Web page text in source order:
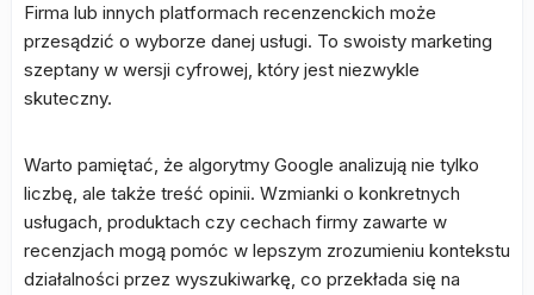
Firma lub innych platformach recenzenckich może
przesądzić o wyborze danej usługi. To swoisty marketing
szeptany w wersji cyfrowej, który jest niezwykle
skuteczny.
Warto pamiętać, że algorytmy Google analizują nie tylko
liczbę, ale także treść opinii. Wzmianki o konkretnych
usługach, produktach czy cechach firmy zawarte w
recenzjach mogą pomóc w lepszym zrozumieniu kontekstu
działalności przez wyszukiwarkę, co przekłada się na